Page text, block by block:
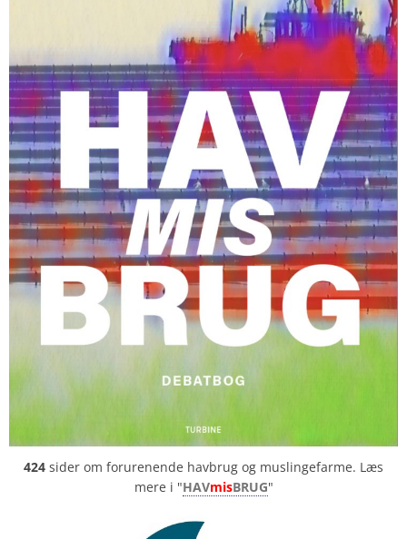
424 sider om forurenende havbrug og muslingefarme. Læs
mere i "HAVmisBRUG"